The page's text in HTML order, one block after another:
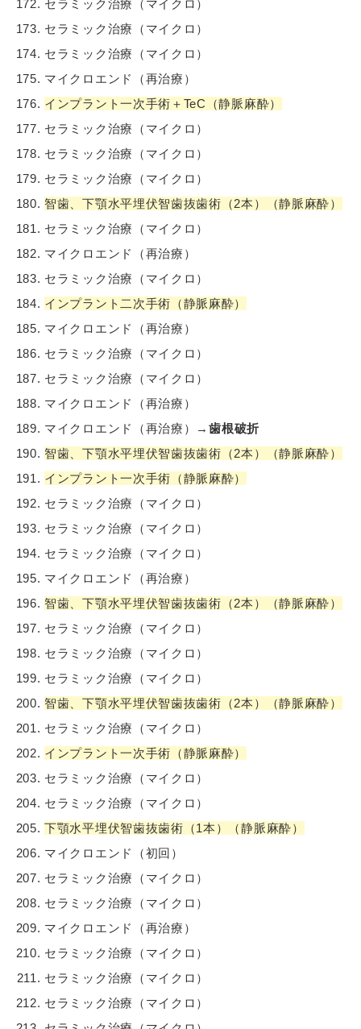
セラミック治療（マイクロ）
セラミック治療（マイクロ）
セラミック治療（マイクロ）
マイクロエンド（再治療）
インプラント一次手術＋TeC（静脈麻酔）
セラミック治療（マイクロ）
セラミック治療（マイクロ）
セラミック治療（マイクロ）
智歯、下顎水平埋伏智歯抜歯術（2本）（静脈麻酔）
セラミック治療（マイクロ）
マイクロエンド（再治療）
セラミック治療（マイクロ）
インプラント二次手術（静脈麻酔）
マイクロエンド（再治療）
セラミック治療（マイクロ）
セラミック治療（マイクロ）
マイクロエンド（再治療）
マイクロエンド（再治療）→歯根破折
智歯、下顎水平埋伏智歯抜歯術（2本）（静脈麻酔）
インプラント一次手術（静脈麻酔）
セラミック治療（マイクロ）
セラミック治療（マイクロ）
セラミック治療（マイクロ）
マイクロエンド（再治療）
智歯、下顎水平埋伏智歯抜歯術（2本）（静脈麻酔）
セラミック治療（マイクロ）
セラミック治療（マイクロ）
セラミック治療（マイクロ）
智歯、下顎水平埋伏智歯抜歯術（2本）（静脈麻酔）
セラミック治療（マイクロ）
インプラント一次手術（静脈麻酔）
セラミック治療（マイクロ）
セラミック治療（マイクロ）
下顎水平埋伏智歯抜歯術（1本）（静脈麻酔）
マイクロエンド（初回）
セラミック治療（マイクロ）
セラミック治療（マイクロ）
マイクロエンド（再治療）
セラミック治療（マイクロ）
セラミック治療（マイクロ）
セラミック治療（マイクロ）